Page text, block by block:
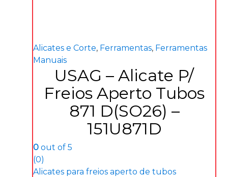
Alicates e Corte, Ferramentas, Ferramentas
Manuais
USAG – Alicate P/
Freios Aperto Tubos
871 D(SO26) –
151U871D
0out of 5
(0)
Alicates para freios aperto de tubos